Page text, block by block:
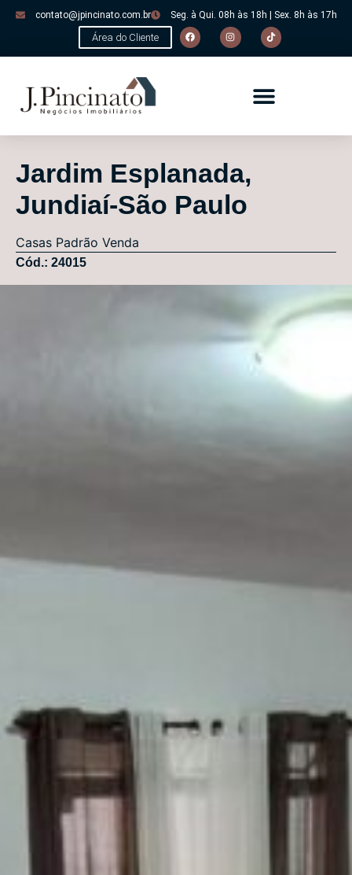
contato@jpincinato.com.br Seg. à Qui. 08h às 18h | Sex. 8h às 17h
Área do Cliente
Jardim Esplanada,
Jundiaí-São Paulo
Casas Padrão Venda
Cód.: 24015